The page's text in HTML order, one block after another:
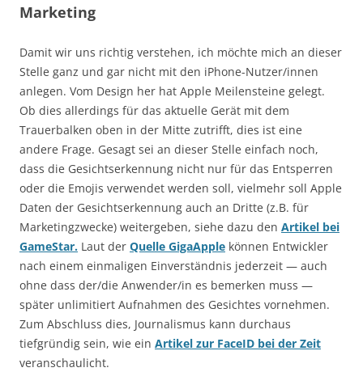
Marketing
Damit wir uns richtig verstehen, ich möchte mich an dieser
Stelle ganz und gar nicht mit den iPhone-Nutzer/innen
anlegen. Vom Design her hat Apple Meilensteine gelegt.
Ob dies allerdings für das aktuelle Gerät mit dem
Trauerbalken oben in der Mitte zutrifft, dies ist eine
andere Frage. Gesagt sei an dieser Stelle einfach noch,
dass die Gesichtserkennung nicht nur für das Entsperren
oder die Emojis verwendet werden soll, vielmehr soll Apple
Daten der Gesichtserkennung auch an Dritte (z.B. für
Marketingzwecke) weitergeben, siehe dazu den Artikel bei
GameStar. Laut der Quelle GigaApple können Entwickler
nach einem einmaligen Einverständnis jederzeit — auch
ohne dass der/die Anwender/in es bemerken muss —
später unlimitiert Aufnahmen des Gesichtes vornehmen.
Zum Abschluss dies, Journalismus kann durchaus
tiefgründig sein, wie ein Artikel zur FaceID bei der Zeit
veranschaulicht.